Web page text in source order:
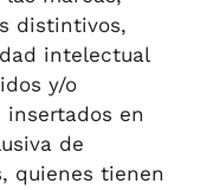
distintivos,
intelectual
y/o
en
de
quienes tienen